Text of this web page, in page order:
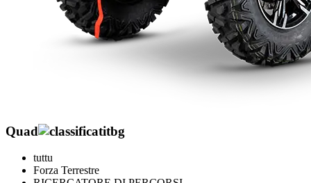
Quad
tuttu
Forza Terrestre